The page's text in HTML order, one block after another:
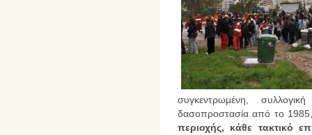
συγκεντρωμένη,
δασοπροστασία από το
περιοχής, κάθε τακτικό